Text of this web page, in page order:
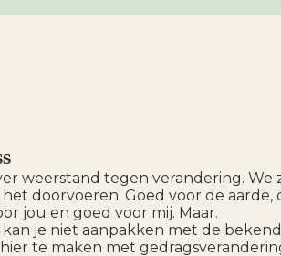
weerstand tegen verandering. We
doorvoeren. Goed voor de aarde,
jou en goed voor mij. Maar.
je niet aanpakken met de
te maken met